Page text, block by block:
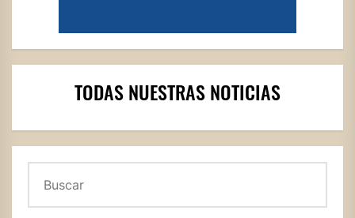
TODAS NUESTRAS NOTICIAS